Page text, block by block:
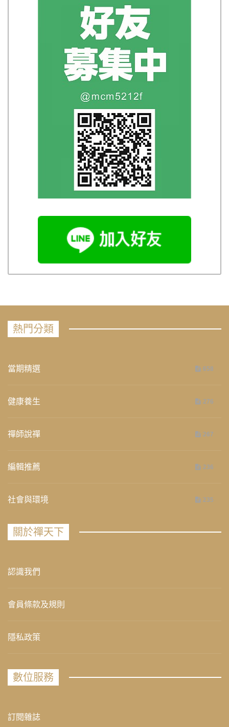
熱門分類
當期精選 658
健康養生 276
禪師說禪 267
編輯推薦 236
社會與環境 235
關於禪天下
認識我們
會員條款及規則
隱私政策
數位服務
訂閱雜誌